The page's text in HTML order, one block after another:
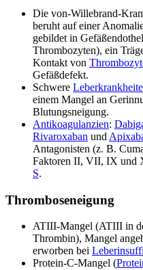
Die von-Willebrand-
beruht auf einer
gebildet in
Thrombozyten), ein
Kontakt von
Gefäßdefekt.
Schwere
einem Mangel an
Blutungsneigung.
Antikoagulanzien:
Rivaroxaban und
Antagonisten (z. B.
Faktoren II, VII, IX und
S.
Thromboseneigung
ATIII-Mangel (ATIII in
Thrombin), Mangel
erworben bei
Protein-C-Mangel (